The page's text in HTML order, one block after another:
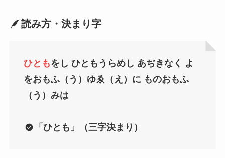
読み方・決まり字
ひとも をし ひともうらめし あぢきなく よ
をおもふ（う）ゆゑ（え）に ものおもふ
（う）みは
「ひとも 」（三字決まり）